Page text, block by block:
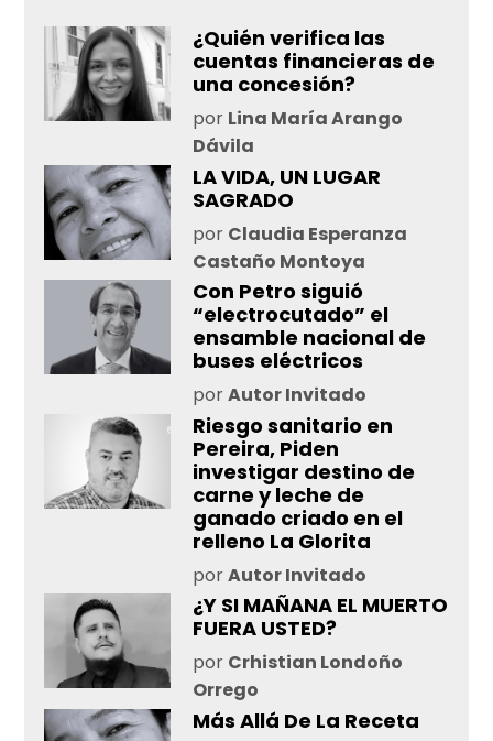
¿Quién verifica las
cuentas financieras de
una concesión?
por Lina María Arango
Dávila
LA VIDA, UN LUGAR
SAGRADO
por Claudia Esperanza
Castaño Montoya
Con Petro siguió
“electrocutado” el
ensamble nacional de
buses eléctricos
porAutor Invitado
Riesgo sanitario en
Pereira, Piden
investigar destino de
carne y leche de
ganado criado en el
relleno La Glorita
porAutor Invitado
¿Y SI MAÑANA EL MUERTO
FUERA USTED?
por Crhistian Londoño
Orrego
Más Allá De La Receta